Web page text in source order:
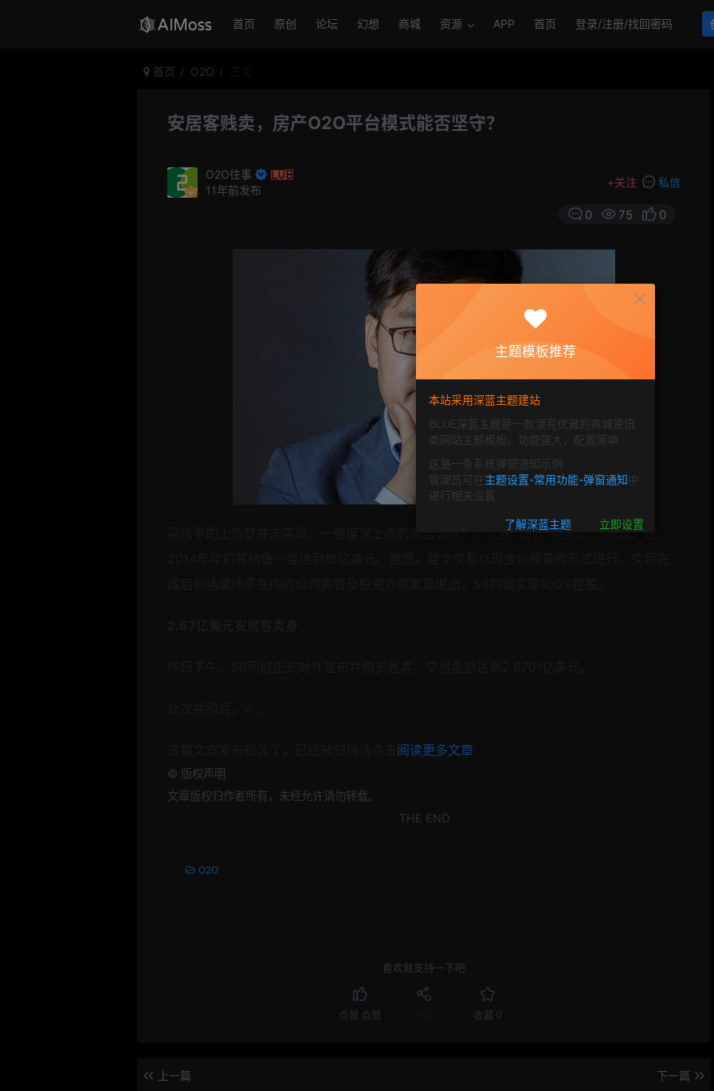
首页 原创 论坛 幻想 商城 资源 APP 首页 登录/注册/找回密码
首页 O2O
安居客贱卖，房产O2O平台模式能否坚守？
O2O往事
11年前发布
+关注 私信
0 75 0
梁伟平的上市梦并未实现，一度谋求上市的安居客以2.67亿美元的价格卖给
58同城，在
阅读更多文章
© 版权声明
文章版权归作者所有，未经允许请勿转载。
THE END
O2O
喜欢就支持一下吧
点赞 点赞 收藏 0
上一篇
下一篇
主题模板推荐
本站采用深蓝主题建站
BLUE深蓝主题是一款漂亮优雅的商城资讯
类网站主题模板，功能强大，配置简单
这是一条系统弹窗通知示例
管理员可在主题设置-常用功能-弹窗通知中
进行相关设置
了解深蓝主题 立即设置